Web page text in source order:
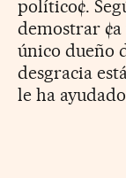
político¢.
demostrar
único dueño
desgracia
le ha